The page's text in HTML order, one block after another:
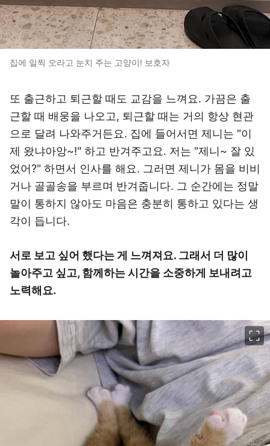
집에 일찍 오라고 눈치 주는 고양이! 보호자
또 출근하고 퇴근할 때도 교감을 느껴요. 가끔은 출
근할 때 배웅을 나오고, 퇴근할 때는 거의 항상 현관
으로 달려 나와주거든요. 집에 들어서면 제니는 "이
제 왔냐아앙~!" 하고 반겨주고요. 저는 "제니~ 잘 있
었어?" 하면서 인사를 해요. 그러면 제니가 몸을 비비
거나 골골송을 부르며 반겨줍니다. 그 순간에는 정말
말이 통하지 않아도 마음은 충분히 통하고 있다는 생
각이 듭니다.
서로 보고 싶어 했다는 게 느껴져요. 그래서 더 많이
놀아주고 싶고, 함께하는 시간을 소중하게 보내려고
노력해요.